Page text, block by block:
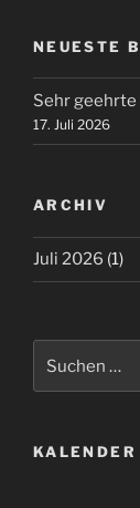
NEUESTE
Sehr geehrte
17. Juli 2026
ARCHIV
Juli 2026 (1)
KALENDER